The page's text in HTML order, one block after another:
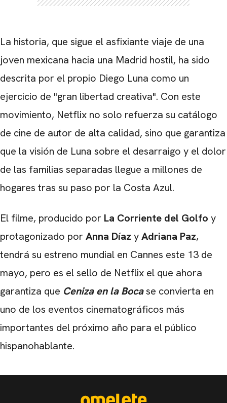
La historia, que sigue el asfixiante viaje de una
joven mexicana hacia una Madrid hostil, ha sido
descrita por el propio Diego Luna como un
ejercicio de "gran libertad creativa". Con este
movimiento, Netflix no solo refuerza su catálogo
de cine de autor de alta calidad, sino que garantiza
que la visión de Luna sobre el desarraigo y el dolor
de las familias separadas llegue a millones de
hogares tras su paso por la Costa Azul.
El filme, producido por La Corriente del Golfo y
protagonizado por Anna Díaz yAdriana Paz,
tendrá su estreno mundial en Cannes este 13 de
mayo, pero es el sello de Netflix el que ahora
garantiza que Ceniza en la Bocase convierta en
uno de los eventos cinematográficos más
importantes del próximo año para el público
hispanohablante.